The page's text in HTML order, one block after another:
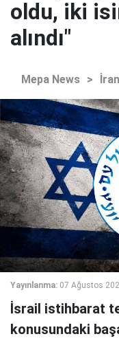
oldu, iki
alındı"
Mepa News >
Yayınlanma: 07 Ağustos
İsrail istihbarat
konusundaki